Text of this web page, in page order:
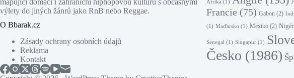
mapující domácí i zahraniční hiphopovou kulturu s občasnými
výlety do jiných žánrů jako RnB nebo Reggae.
O Bbarak.cz
Zásady ochrany osobních údajů
Reklama
Kontakt
Afrika(1)
Francie (75) Gabon(2)
(1) Maďarsko (1) Mexiko(2)
Senegal(1) Singapur(1)
Česko (1986)